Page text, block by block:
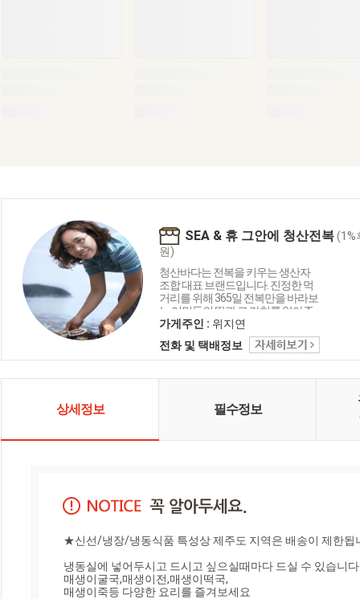
SEA & 휴 그안에 청산전복(1%
원)
청산바다는 전복을 키우는 생산자
조합 대표 브랜드입니다. 진정한 먹
거리를 위해 365일 전복만을 바라보
는 어민들의 땀과 그 가치를 알아주
는 소비자들이 만나는 이야기속에
열매가 피어나리라 생각합니다. 살
포시 미소가 번지는 훈훈한 선물로,
먹거리로 우리 가족의 기대에 보답
가게주인 : 위지연
전화 및 택배정보
상세정보 필수정보
★신선/냉장/냉동식품 특성상 제주도 지역은 배송이 제한
냉동실에 넣어두시고 드시고 싶으실때마다 드실 수 있습니
매생이굴국,매생이전,매생이떡국,
매생이죽등 다양한 요리를 즐겨보세요